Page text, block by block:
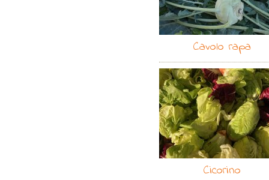
Cavolo rapa
Cicorino